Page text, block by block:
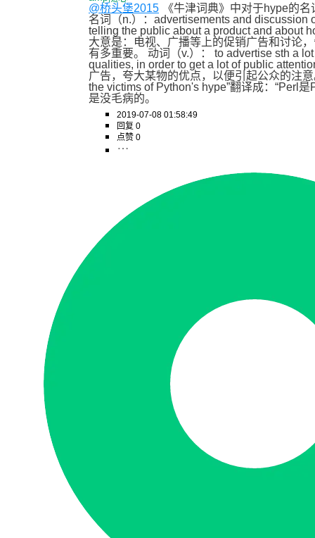
@桥头堡2015
《牛津词典》中对于hype的
名词（n.）：advertisements and discussion
telling the public about a product and about
大意是：电视、广播等上的促销广告和讨论
有多重要。 动词（v.）： to advertise sth a
qualities, in order to get a lot of public
广告，夸大某物的优点，以便引起公众的注
the victims of Python's hype”翻译成：“Perl
是没毛病的。
2019-07-08 01:58:49
回复 0
点赞 0